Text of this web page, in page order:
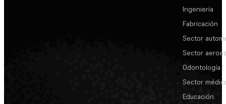
Ingeniería
Fabricación
Sector
Sector
Odontología
Sector
Educación